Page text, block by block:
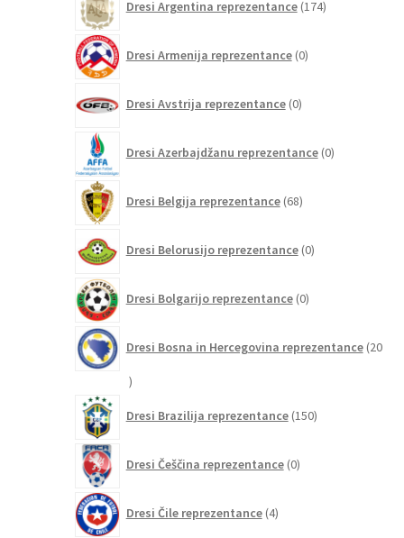
Dresi Argentina reprezentance 174izdelkov
Dresi Armenija reprezentance 0izdelkov
Dresi Avstrija reprezentance 0izdelkov
Dresi Azerbajdžanu reprezentance 0izdelkov
Dresi Belgija reprezentance 68izdelkov
Dresi Belorusijo reprezentance 0izdelkov
Dresi Bolgarijo reprezentance 0izdelkov
Dresi Bosna in Hercegovina reprezentance 20
20
Dresi Brazilija reprezentance 150izdelkov
Dresi Češčina reprezentance 0izdelkov
Dresi Čile reprezentance 4izdelki